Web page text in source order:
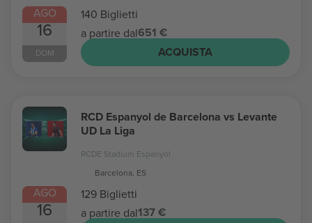
AGO
16
DOM
140 Biglietti
a partire dal651 €
ACQUISTA
AGO
16
RCD Espanyol de Barcelona vs Levante
UD La Liga
RCDE Stadium Espanyol
Barcelona, ES
129 Biglietti
a partire dal137 €